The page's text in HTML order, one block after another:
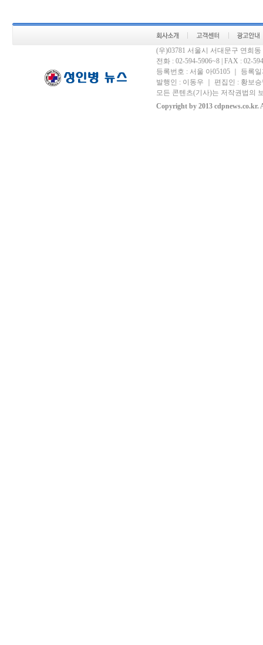
(우)03781 서울시 서대문구 연희
전화 : 02-594-5906~8 | FAX : 02-
등록번호 : 서울 아05105 ｜ 등록
발행인 : 이동우 ｜ 편집인 : 황보
모든 콘텐츠(기사)는 저작권법의
Copyright by 2013 cdpnews.co.kr.